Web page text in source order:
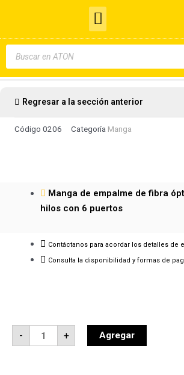
contenido
Menu
Búsqueda
de
productos
Regresar a la sección anterior
Código 0206 Categoría Manga
Manga de empalme de fibra
hilos con 6 puertos
Contáctanos para acordar los detalles de
Consulta la disponibilidad y formas de
-
Manga
empalme
+ Agregar